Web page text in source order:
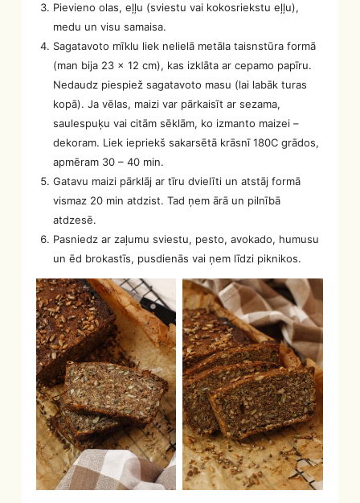
Pievieno olas, eļļu (sviestu vai kokosriekstu eļļu),
medu un visu samaisa.
Sagatavoto mīklu liek nelielā metāla taisnstūra formā
(man bija 23 x 12 cm), kas izklāta ar cepamo papīru.
Nedaudz piespiež sagatavoto masu (lai labāk turas
kopā). Ja vēlas, maizi var pārkaisīt ar sezama,
saulespuķu vai citām sēklām, ko izmanto maizei –
dekoram. Liek iepriekš sakarsētā krāsnī 180C grādos,
apmēram 30 – 40 min.
Gatavu maizi pārklāj ar tīru dvielīti un atstāj formā
vismaz 20 min atdzist. Tad ņem ārā un pilnībā
atdzesē.
Pasniedz ar zaļumu sviestu, pesto, avokado, humusu
un ēd brokastīs, pusdienās vai ņem līdzi piknikos.